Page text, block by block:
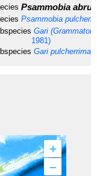
Psammobia
Psammobia
Gari
1981)
Gari pulcherrima
+
–